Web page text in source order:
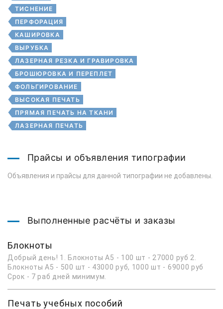
ТИСНЕНИЕ
ПЕРФОРАЦИЯ
КАШИРОВКА
ВЫРУБКА
ЛАЗЕРНАЯ РЕЗКА И ГРАВИРОВКА
БРОШЮРОВКА И ПЕРЕПЛЕТ
ФОЛЬГИРОВАНИЕ
ВЫСОКАЯ ПЕЧАТЬ
ПРЯМАЯ ПЕЧАТЬ НА ТКАНИ
ЛАЗЕРНАЯ ПЕЧАТЬ
Прайсы и объявления типографии
Объявления и прайсы для данной типографии не добавлены.
Выполненные расчёты и заказы
Блокноты
Добрый день! 1. Блокноты А5 - 100 шт - 27000 руб 2.
Блокноты А5 - 500 шт - 43000 руб, 1000 шт - 69000 руб
Срок - 7 раб дней минимум.
Печать учебных пособий